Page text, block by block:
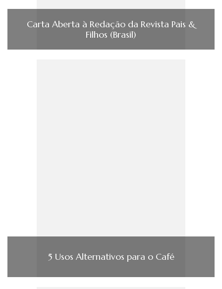
Carta Aberta à Redação da Revista Pais &
Filhos (Brasil)
5 Usos Alternativos para o Café